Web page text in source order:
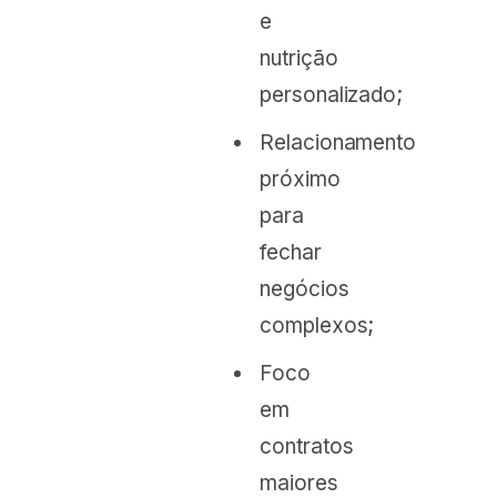
e
nutrição
personalizado;
Relacionamento
próximo
para
fechar
negócios
complexos;
Foco
em
contratos
maiores